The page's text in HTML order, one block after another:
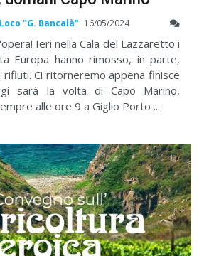
"G. Bancalà" 16/05/2024
Ieri nella Cala del Lazzaretto i
Europa hanno rimosso, in parte,
rifiuti. Ci ritorneremo appena finisce
sarà la volta di Capo Marino,
alle ore 9 a Giglio Porto ...